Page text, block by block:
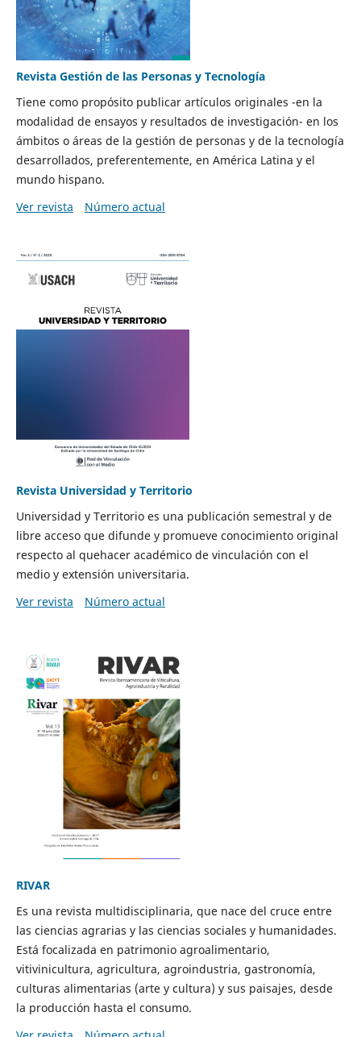
Revista Gestión de las Personas y Tecnología
Tiene como propósito publicar artículos originales -en la
modalidad de ensayos y resultados de investigación- en los
ámbitos o áreas de la gestión de personas y de la tecnología
desarrollados, preferentemente, en América Latina y el
mundo hispano.
Ver revista
Número actual
Revista Universidad y Territorio
Universidad y Territorio es una publicación semestral y de
libre acceso que difunde y promueve conocimiento original
respecto al quehacer académico de vinculación con el
medio y extensión universitaria.
Ver revista
Número actual
RIVAR
Es una revista multidisciplinaria, que nace del cruce entre
las ciencias agrarias y las ciencias sociales y humanidades.
Está focalizada en patrimonio agroalimentario,
vitivinicultura, agricultura, agroindustria, gastronomía,
culturas alimentarias (arte y cultura) y sus paisajes, desde
la producción hasta el consumo.